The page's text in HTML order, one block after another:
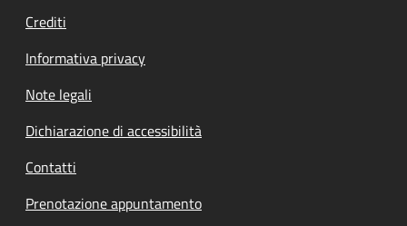
Crediti
Informativa privacy
Note legali
Dichiarazione di accessibilità
Contatti
Prenotazione appuntamento